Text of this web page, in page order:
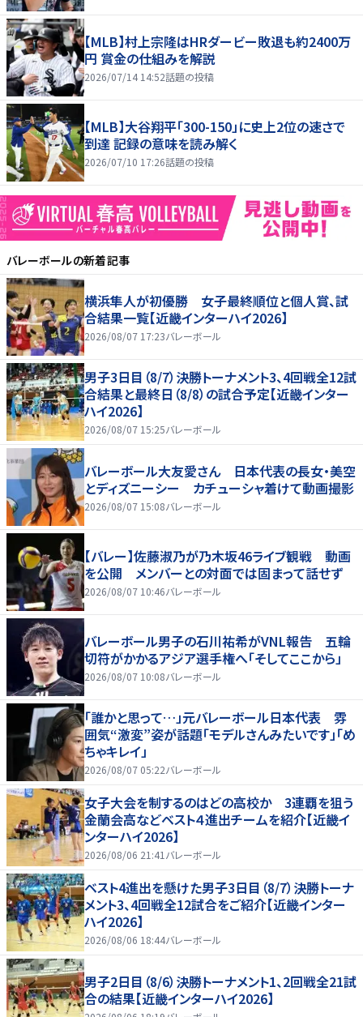
【MLB】村上宗隆はHRダービー敗退も約2400万
円 賞金の仕組みを解説
2026/07/14 14:52話題の投稿
【MLB】大谷翔平「300-150」に史上2位の速さで
到達 記録の意味を読み解く
2026/07/10 17:26話題の投稿
バレーボールの新着記事
横浜隼人が初優勝 女子最終順位と個人賞、試
合結果一覧【近畿インターハイ2026】
2026/08/07 17:23バレーボール
男子3日目（8/7）決勝トーナメント3、4回戦全12試
合結果と最終日（8/8）の試合予定【近畿インター
ハイ2026】
2026/08/07 15:25バレーボール
バレーボール大友愛さん 日本代表の長女・美空
とディズニーシー カチューシャ着けて動画撮影
2026/08/07 15:08バレーボール
【バレー】佐藤淑乃が乃木坂46ライブ観戦 動画
を公開 メンバーとの対面では固まって話せず
2026/08/07 10:46バレーボール
バレーボール男子の石川祐希がVNL報告 五輪
切符がかかるアジア選手権へ「そしてここから」
2026/08/07 10:08バレーボール
「誰かと思って…」元バレーボール日本代表 雰
囲気“激変”姿が話題「モデルさんみたいです」「め
ちゃキレイ」
2026/08/07 05:22バレーボール
女子大会を制するのはどの高校か 3連覇を狙う
金蘭会高などベスト４進出チームを紹介【近畿イ
ンターハイ2026】
2026/08/06 21:41 バレーボール
ベスト4進出を懸けた男子3日目（8/7）決勝トーナ
メント3、4回戦全12試合をご紹介【近畿インター
ハイ2026】
2026/08/06 18:44バレーボール
男子2日目（8/6）決勝トーナメント1、2回戦全21試
合の結果【近畿インターハイ2026】